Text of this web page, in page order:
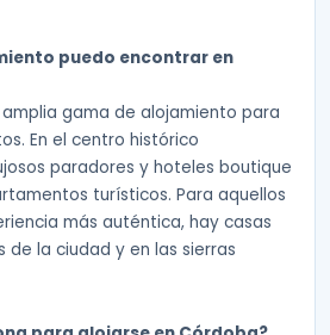
puedo encontrar en
gama de alojamiento para
En el centro histórico
paradores y hoteles boutique
turísticos. Para aquellos
más auténtica, hay casas
de la ciudad y en las sierras